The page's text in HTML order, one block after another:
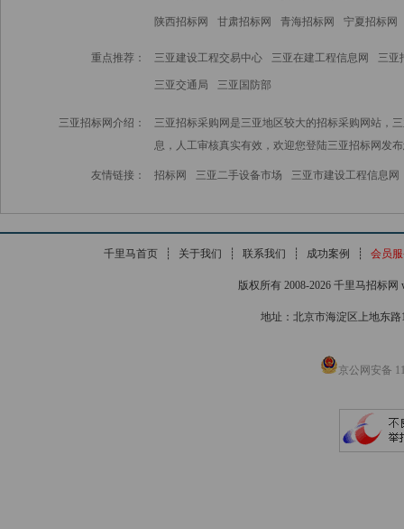
陕西招标网 甘肃招标网 青海招标网 宁夏招标网
重点推荐： 三亚建设工程交易中心 三亚在建工程信息网 三亚
三亚交通局 三亚国防部
三亚招标网介绍：
三亚招标采购网是三亚地区较大的招标采购网站，
息，人工审核真实有效，欢迎您登陆三亚招标网发
友情链接： 招标网 三亚二手设备市场 三亚市建设工程信息网
千里马首页 ┊ 关于我们 ┊ 联系我们 ┊ 成功案例 ┊ 会员
版权所有 2008-2026 千里马招标网
地址：北京市海淀区上地东
京公网安备